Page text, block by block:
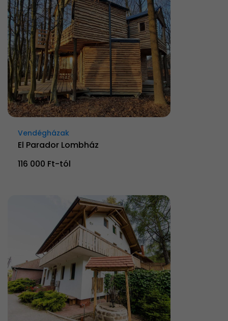
Vendégházak
El Parador Lombház
116 000 Ft-tól